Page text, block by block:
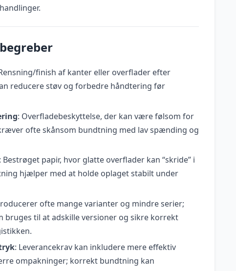
finish af kanter eller overflader efter
reducere støv og forbedre håndtering før
: Overfladebeskyttelse, der kan være følsom for
ofte skånsom bundtning med lav spænding og
: Bestrøget papir, hvor glatte overflader kan “skride” i
hjælper med at holde oplaget stabilt under
ofte mange varianter og mindre serier;
bruges til at adskille versioner og sikre korrekt
: Leverancekrav kan inkludere mere effektiv
ompakninger; korrekt bundtning kan